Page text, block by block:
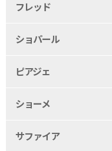
フレッド
ショパール
ピアジェ
ショーメ
サファイア